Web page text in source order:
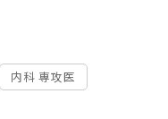
内科 専攻医